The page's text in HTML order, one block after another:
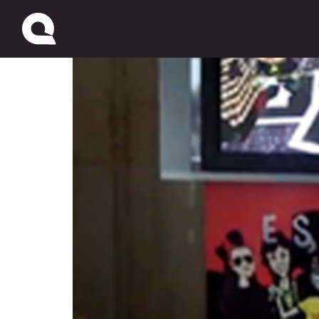
El DIA – La realidad